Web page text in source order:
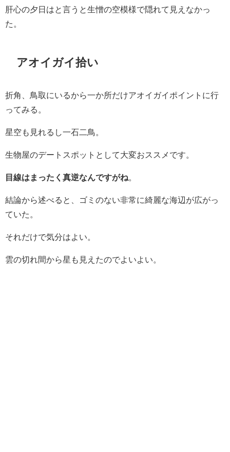
肝心の夕日はと言うと生憎の空模様で隠れて見えなかっ
た。
アオイガイ拾い
折角、鳥取にいるから一か所だけアオイガイポイントに行
ってみる。
星空も見れるし一石二鳥。
生物屋のデートスポットとして大変おススメです。
目線はまったく真逆なんですがね。
結論から述べると、ゴミのない非常に綺麗な海辺が広がっ
ていた。
それだけで気分はよい。
雲の切れ間から星も見えたのでよいよい。